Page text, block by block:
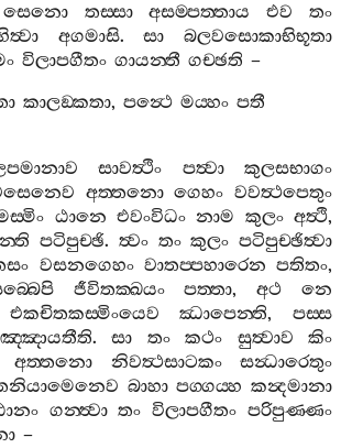
සෙනො තස‍්සා අසම‍්පත‍්තාය එව
තං
අගමාසි.සා
බලවසොකාභිභූතා
විලාපගීතං ගායන‍්තී ගච‍්ඡති –
කාලඞ‍්කතා,පන්‍ථෙ මය‍්හං පතී
සාවත්‍ථිං පත්‍වා
කුලසභාගං
අත‍්තනො ගෙහං වවත්‍ථපෙතුං
ඨානෙ එවංවිධං නාම කුලං අත්‍ථි,
න‍්ති පටිපුච‍්ඡි. ත්‍වං තං කුලං පටිපුච‍්ඡිත්‍වා
වසනගෙහං වාතප‍්පහාරෙන පතිතං,
ජීවිතක‍්ඛයං පත‍්තා,අථ
නෙ
එකචිතකස‍්මිංයෙව ඣාපෙන‍්ති,පස‍්ස
.සා තං කථං සුත්‍වාව
කිං
අත‍්තනො නිවත්‍ථසාටකං
සන්‍ධාරෙතුං
බාහා පග‍්ගය‍්හ කන්‍දමානා
ගන‍්ත්‍වා තං විලාපගීතං පරිපුණ‍්ණං
–